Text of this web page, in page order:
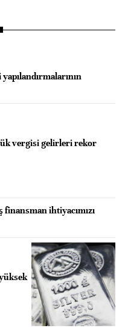
vergisi gelirleri rekor
finansman ihtiyacımızı